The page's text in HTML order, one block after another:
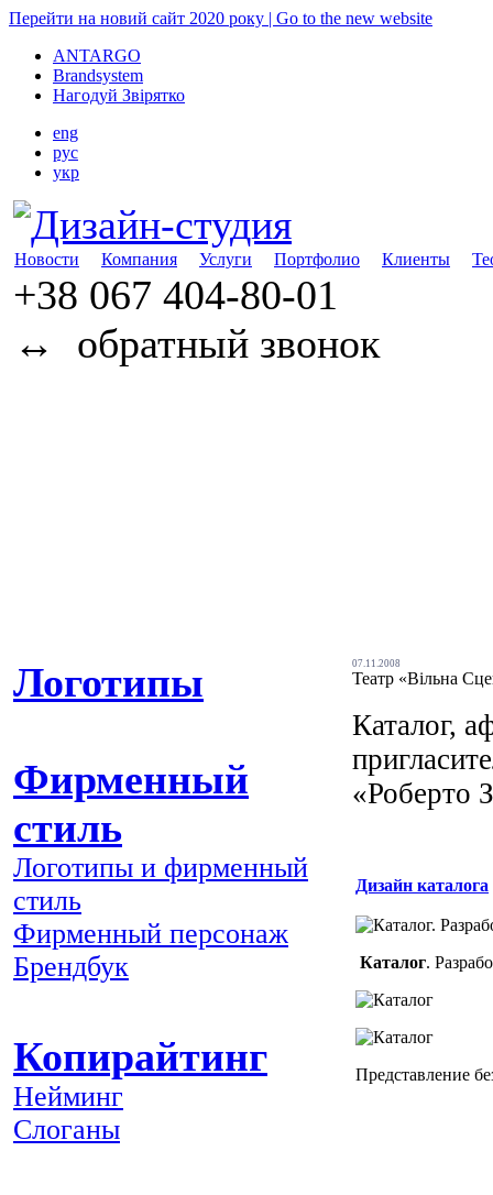
Перейти на новий сайт 2020 року | Go to the new website
ANTARGO
Brandsystem
Нагодуй Звірятко
eng
рус
укр
Новости Компания Услуги Портфолио Клиенты
+38 067 404-80-01
↔
обратный звонок
Логотипы
Фирменный
стиль
Логотипы и фирменный
стиль
Фирменный персонаж
Брендбук
Копирайтинг
Нейминг
Слоганы
07.11.2008
Театр «Вільна
Каталог,
«Роберто
Дизайн каталога
Каталог.
Представление